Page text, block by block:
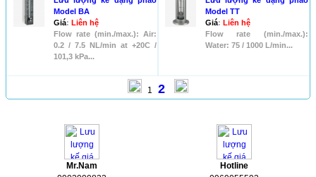
Model BA
Giá: Liên hệ
Flow rate (min./max.): Air:
0.2 / 7.5 NL/min at +20C /
101,3 kPa...
Model TT
Giá: Liên hệ
Flow rate (min./max.):
Water: 75 / 1000 L/min...
1 2
Mr.Nam
Hotline